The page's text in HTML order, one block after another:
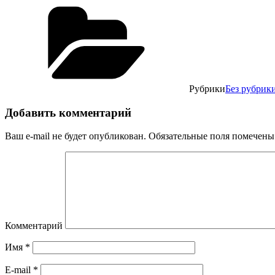
РубрикиБез
Добавить комментарий
Ваш e-mail не будет опубликован. Обязательные поля помечены
Комментарий
Имя *
E-mail *